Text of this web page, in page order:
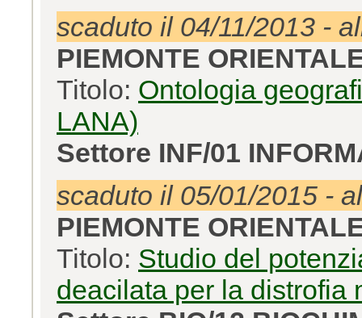
scaduto il 04/11/2013 -
PIEMONTE
Titolo: Ontologia
LANA)
Settore INF/01
scaduto il 05/01/2015 -
PIEMONTE
Titolo: Studio del
deacilata per la distrofia